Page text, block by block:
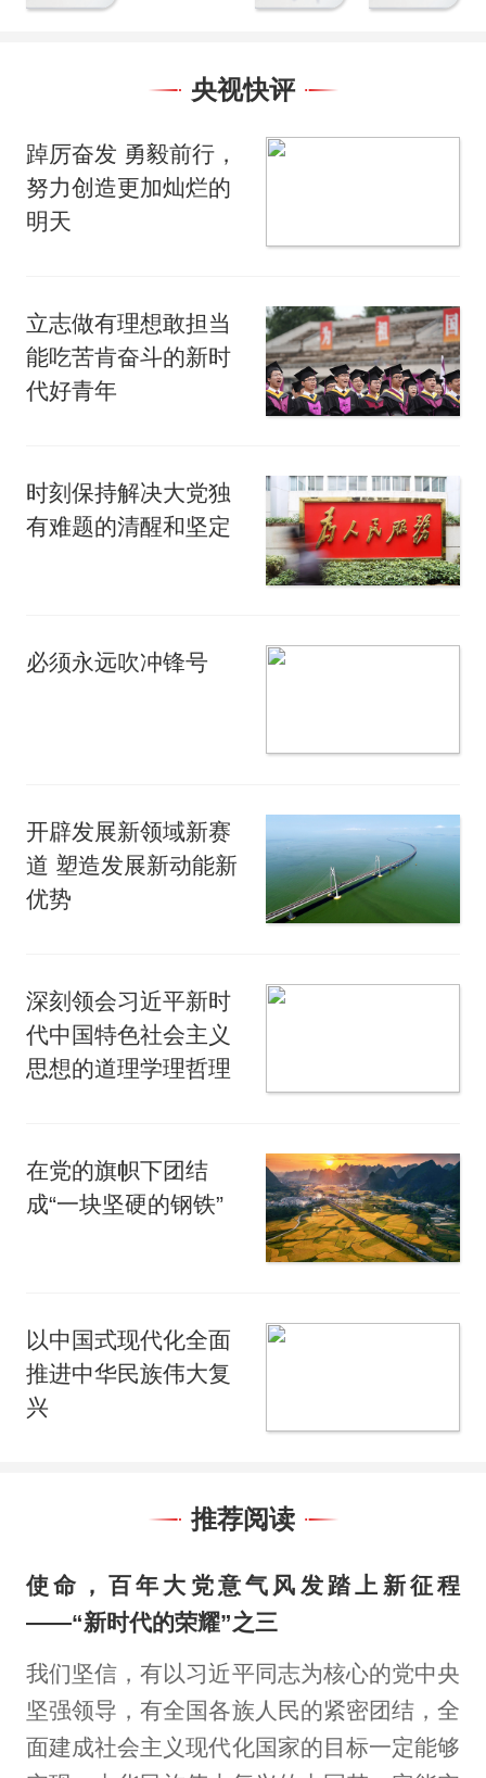
央视快评
踔厉奋发 勇毅前行，
努力创造更加灿烂的
明天
立志做有理想敢担当
能吃苦肯奋斗的新时
代好青年
时刻保持解决大党独
有难题的清醒和坚定
必须永远吹冲锋号
开辟发展新领域新赛
道 塑造发展新动能新
优势
深刻领会习近平新时
代中国特色社会主义
思想的道理学理哲理
在党的旗帜下团结
成“一块坚硬的钢铁”
以中国式现代化全面
推进中华民族伟大复
兴
推荐阅读
使命，百年大党意气风发踏上新征程
——“新时代的荣耀”之三
我们坚信，有以习近平同志为核心的党中央
坚强领导，有全国各族人民的紧密团结，全
面建成社会主义现代化国家的目标一定能够